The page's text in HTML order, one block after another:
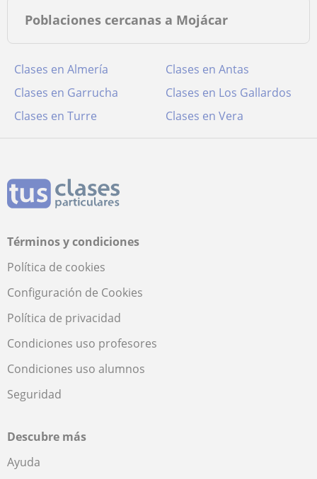
Poblaciones cercanas a Mojácar
Clases en Almería
Clases en Antas
Clases en Garrucha
Clases en Los Gallardos
Clases en Turre
Clases en Vera
Términos y condiciones
Política de cookies
Configuración de Cookies
Política de privacidad
Condiciones uso profesores
Condiciones uso alumnos
Seguridad
Descubre más
Ayuda